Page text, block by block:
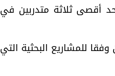
أقصى ثلاثة متدربين في
للمشاريع البحثية التي